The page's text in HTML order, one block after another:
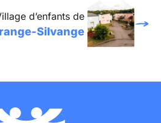
d’enfants de
Silvange